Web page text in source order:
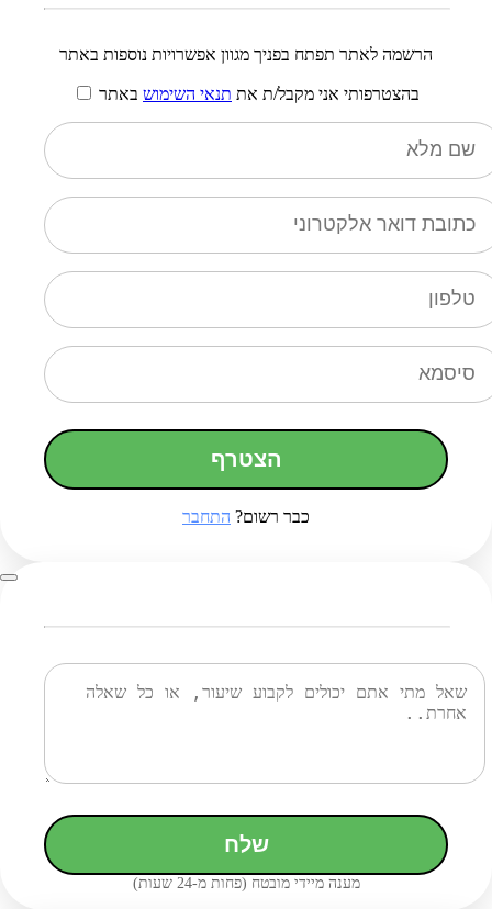
הרשמה לאתר תפתח בפניך מגוון אפשרויות נוספות באתר
בהצטרפותי אני מקבל/ת את תנאי השימוש באתר
הצטרף
כבר רשום? התחבר
שלח
מענה מיידי מובטח (פחות מ-24 שעות)